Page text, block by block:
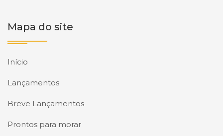
Mapa do site
Início
Lançamentos
Breve Lançamentos
Prontos para morar